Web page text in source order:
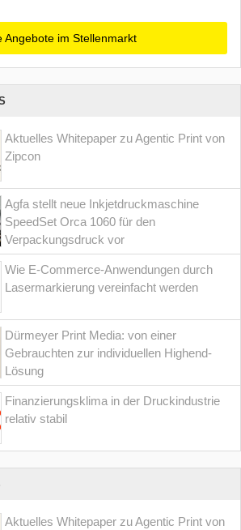
Angebote im Stellenmarkt
Aktuelles Whitepaper zu Agentic Print von
Zipcon
Agfa stellt neue Inkjetdruckmaschine
SpeedSet Orca 1060 für den
Verpackungsdruck vor
Wie E-Commerce-Anwendungen durch
Lasermarkierung vereinfacht werden
Dürmeyer Print Media: von einer
Gebrauchten zur individuellen Highend-
Lösung
Finanzierungsklima in der Druckindustrie
relativ stabil
Aktuelles Whitepaper zu Agentic Print von